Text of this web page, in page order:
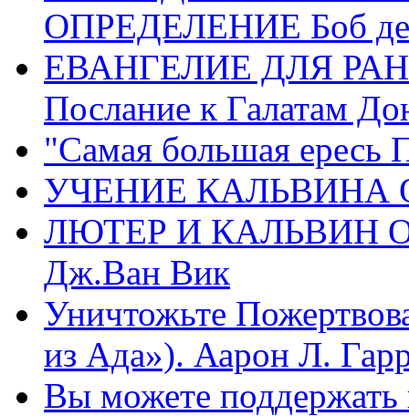
ОПРЕДЕЛЕНИЕ Боб де
ЕВАНГЕЛИЕ ДЛЯ
Послание к Галатам
"Самая большая ересь
УЧЕНИЕ КАЛЬВИНА
ЛЮТЕР И КАЛЬВИН
Дж.Ван Вик
Уничтожьте
из Ада»). Аарон Л.
Вы можете